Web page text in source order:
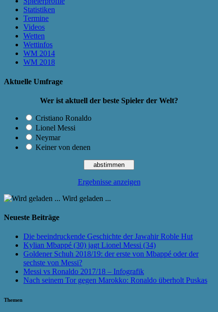
Statistiken
Termine
Videos
Wetten
Wettinfos
WM 2014
WM 2018
Aktuelle Umfrage
Wer ist aktuell der beste Spieler der Welt?
Cristiano Ronaldo
Lionel Messi
Neymar
Keiner von denen
Ergebnisse anzeigen
Wird geladen ...
Neueste Beiträge
Die beeindruckende Geschichte der Jawahir Roble Hut
Kylian Mbappé (30) jagt Lionel Messi (34)
Goldener Schuh 2018/19: der erste von Mbappé oder der
sechste von Messi?
Messi vs Ronaldo 2017/18 – Infografik
Nach seinem Tor gegen Marokko: Ronaldo überholt Puskas
Themen